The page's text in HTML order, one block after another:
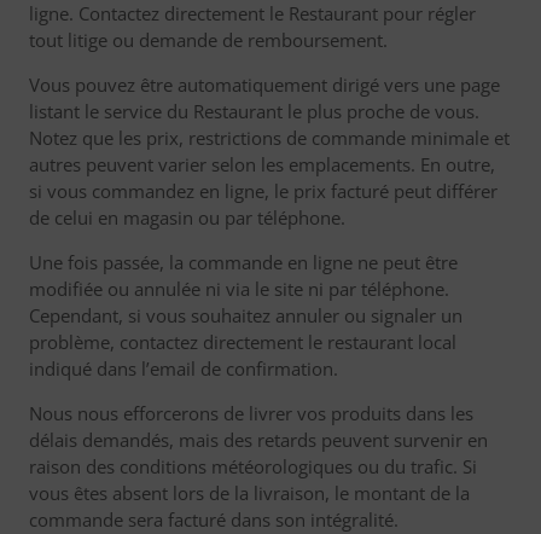
ligne. Contactez directement le Restaurant pour régler
tout litige ou demande de remboursement.
Vous pouvez être automatiquement dirigé vers une page
listant le service du Restaurant le plus proche de vous.
Notez que les prix, restrictions de commande minimale et
autres peuvent varier selon les emplacements. En outre,
si vous commandez en ligne, le prix facturé peut différer
de celui en magasin ou par téléphone.
Une fois passée, la commande en ligne ne peut être
modifiée ou annulée ni via le site ni par téléphone.
Cependant, si vous souhaitez annuler ou signaler un
problème, contactez directement le restaurant local
indiqué dans l’email de confirmation.
Nous nous efforcerons de livrer vos produits dans les
délais demandés, mais des retards peuvent survenir en
raison des conditions météorologiques ou du trafic. Si
vous êtes absent lors de la livraison, le montant de la
commande sera facturé dans son intégralité.